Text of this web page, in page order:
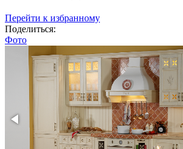
Перейти к избранному
Поделиться:
Фото